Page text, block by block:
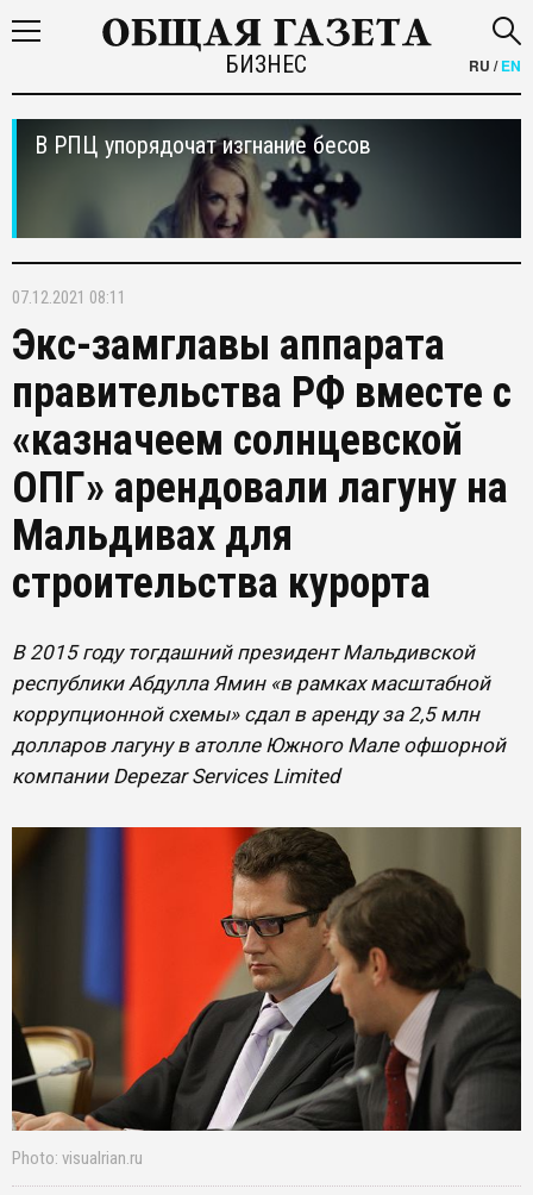
БИЗНЕС RU /EN
В РПЦ упорядочат изгнание бесов
07.12.2021 08:11
Экс-замглавы аппарата
правительства РФ вместе с
«казначеем солнцевской
ОПГ» арендовали лагуну на
Мальдивах для
строительства курорта
В 2015 году тогдашний президент Мальдивской
республики Абдулла Ямин «в рамках масштабной
коррупционной схемы» сдал в аренду за 2,5 млн
долларов лагуну в атолле Южного Мале офшорной
компании Depezar Services Limited
Photo: visualrian.ru